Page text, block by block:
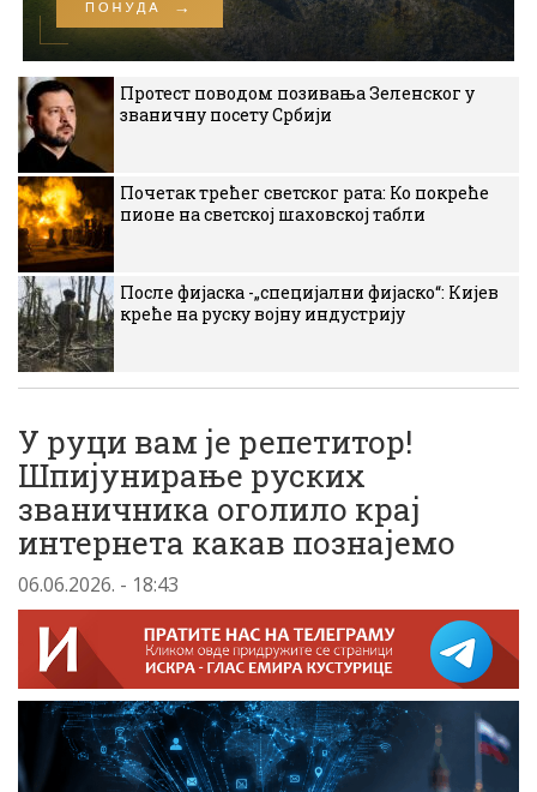
Протест поводом позивања Зеленског у
званичну посету Србији
Почетак трећег светског рата: Ко покреће
пионе на светској шаховској табли
После фијаска -„специјални фијаско“: Кијев
креће на руску војну индустрију
У руци вам је репетитор!
Шпијунирање руских
званичника оголило крај
интернета какав познајемо
06.06.2026. - 18:43